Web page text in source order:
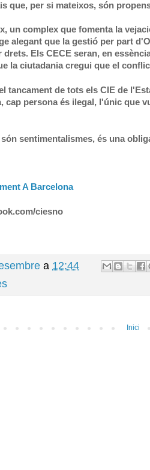
que, per si mateixos, són
un complex que fomenta la
alegant que la gestió per part
Els CECE seran, en
la ciutadania cregui que el
tancament de tots els CIE de
cap persona és ilegal, l'únic que
sentimentalismes, és una
A Barcelona
ciesno
a 12:44
Inici